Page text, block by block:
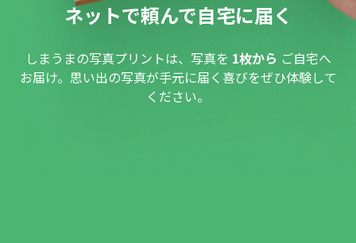
ネットで頼んで自宅に届く
しまうまの写真プリントは、写真を 1枚から ご自宅へ
お届け。思い出の写真が手元に届く喜びをぜひ体験して
ください。